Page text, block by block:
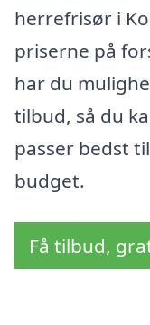
herrefrisør i
priserne på
har du
tilbud, så du
passer bedst
budget.
Få tilbud,